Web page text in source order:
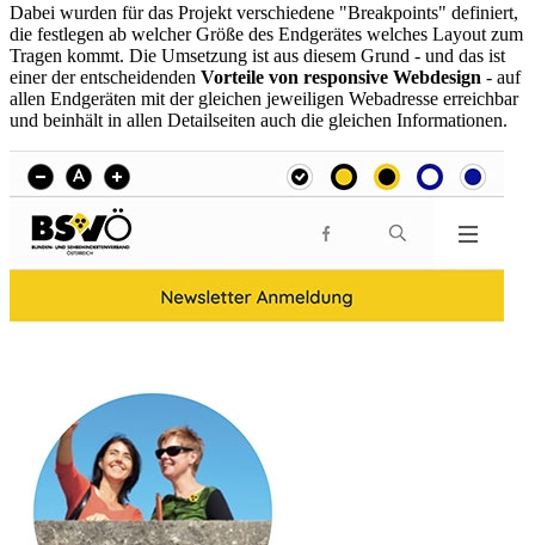
Dabei wurden für das Projekt verschiedene "Breakpoints" definiert,
die festlegen ab welcher Größe des Endgerätes welches Layout zum
Tragen kommt. Die Umsetzung ist aus diesem Grund - und das ist
einer der entscheidenden Vorteile von responsive Webdesign - auf
allen Endgeräten mit der gleichen jeweiligen Webadresse erreichbar
und beinhält in allen Detailseiten auch die gleichen Informationen.